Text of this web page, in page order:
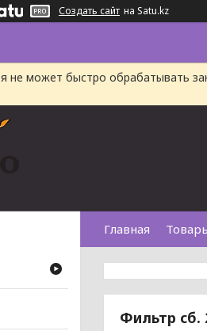
Создать сайт на Satu.kz
не может быстро обрабатывать
Главная
Фильтр сб.